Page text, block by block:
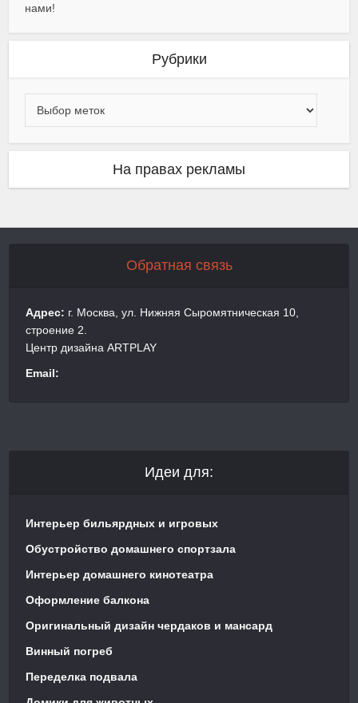
нами!
Рубрики
На правах рекламы
Обратная связь
Адрес: г. Москва, ул. Нижняя Сыромятническая 10,
строение 2.
Центр дизайна ARTPLAY
Email:
Идеи для:
Интерьер бильярдных и игровых
Обустройство домашнего спортзала
Интерьер домашнего кинотеатра
Оформление балкона
Оригинальный дизайн чердаков и мансард
Винный погреб
Переделка подвала